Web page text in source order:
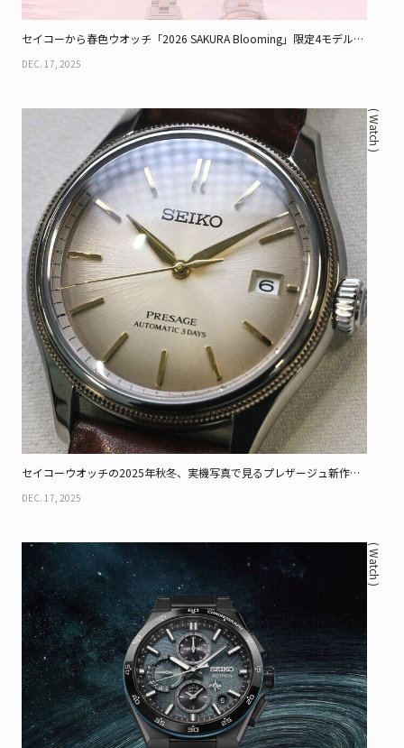
セイコーから春色ウオッチ「2026 SAKURA Blooming」限定4モデル、
DEC. 17, 2025
セイコーウオッチの2025年秋冬、実機写真で見るプレザージュ新作と
DEC. 17, 2025
( Watch )
( Watch )